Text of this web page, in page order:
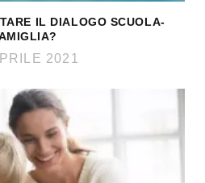
IL DIALOGO SCUOLA-
2021